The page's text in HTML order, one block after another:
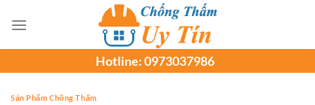
đến
Hotline:0973037986
Sản Phẩm Chống Thấm